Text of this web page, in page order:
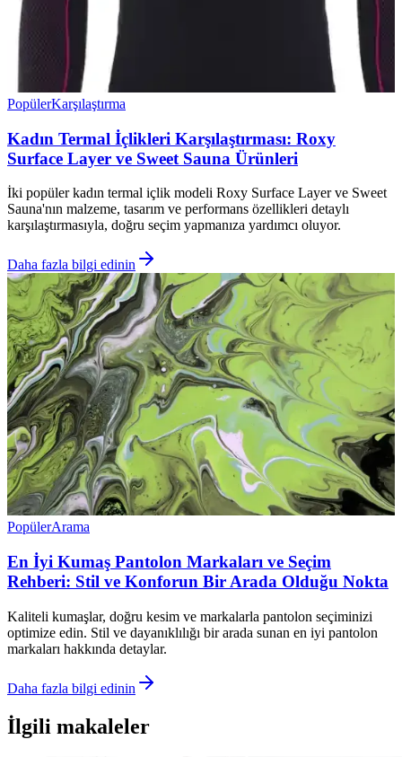
PopülerKarşılaştırma
Kadın Termal İçlikleri Karşılaştırması: Roxy
Surface Layer ve Sweet Sauna Ürünleri
İki popüler kadın termal içlik modeli Roxy Surface Layer ve Sweet
Sauna'nın malzeme, tasarım ve performans özellikleri detaylı
karşılaştırmasıyla, doğru seçim yapmanıza yardımcı oluyor.
Daha fazla bilgi edinin
PopülerArama
En İyi Kumaş Pantolon Markaları ve Seçim
Rehberi: Stil ve Konforun Bir Arada Olduğu Nokta
Kaliteli kumaşlar, doğru kesim ve markalarla pantolon seçiminizi
optimize edin. Stil ve dayanıklılığı bir arada sunan en iyi pantolon
markaları hakkında detaylar.
Daha fazla bilgi edinin
İlgili makaleler